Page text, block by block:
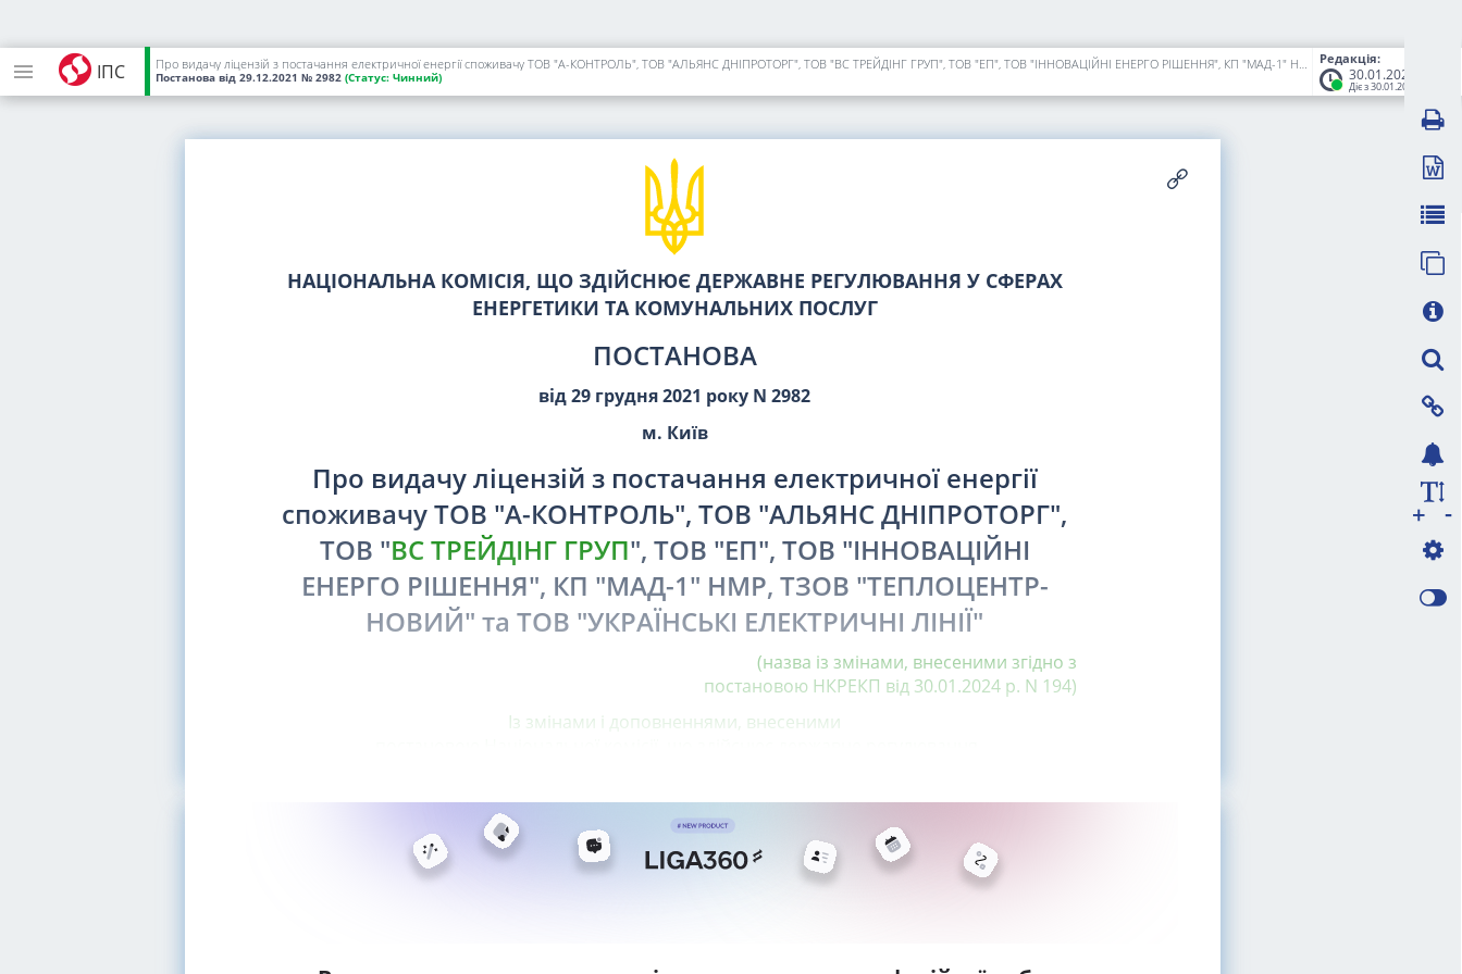
ІПС
Редакція:
30.01.2024
Діє з 30.01.2024
Про видачу ліцензій з постачання електричної енергії споживачу ТОВ "А-КОНТРОЛЬ", ТОВ "АЛЬЯНС ДНІПРОТОРГ", ТОВ "ВС ТРЕЙДІНГ ГРУП", ТОВ "ЕП", ТОВ "ІННОВАЦІЙНІ ЕНЕРГО РІШЕННЯ", КП "МАД-1" НМР, ТЗОВ "ТЕПЛОЦЕНТР-НОВИЙ" та ТОВ "УКРАЇНСЬКІ ЕЛЕКТРИЧНІ ЛІНІЇ"
Постанова від 29.12.2021 № 2982 (Статус: Чинний)
НАЦІОНАЛЬНА КОМІСІЯ, ЩО ЗДІЙСНЮЄ ДЕРЖАВНЕ РЕГУЛЮВАННЯ У СФЕРАХ
ЕНЕРГЕТИКИ ТА КОМУНАЛЬНИХ ПОСЛУГ
ПОСТАНОВА
від 29 грудня 2021 року N 2982
м. Київ
Про видачу ліцензій з постачання електричної енергії
споживачу ТОВ "А-КОНТРОЛЬ", ТОВ "АЛЬЯНС ДНІПРОТОРГ",
ТОВ "ВС ТРЕЙДІНГ ГРУП", ТОВ "ЕП", ТОВ "ІННОВАЦІЙНІ
ЕНЕРГО РІШЕННЯ", КП "МАД-1" НМР, ТЗОВ "ТЕПЛОЦЕНТР-
НОВИЙ" та ТОВ "УКРАЇНСЬКІ ЕЛЕКТРИЧНІ ЛІНІЇ"
(назва із змінами, внесеними згідно з
постановою НКРЕКП від 30.01.2024 р. N 194)
Із змінами і доповненнями, внесеними
-
+